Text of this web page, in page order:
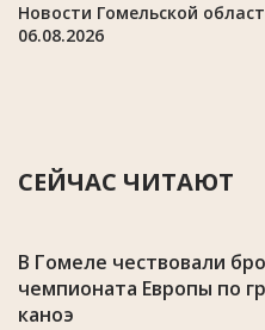
Новости Гомельской
06.08.2026
СЕЙЧАС ЧИТАЮТ
В Гомеле чествовали
чемпионата Европы по
каноэ